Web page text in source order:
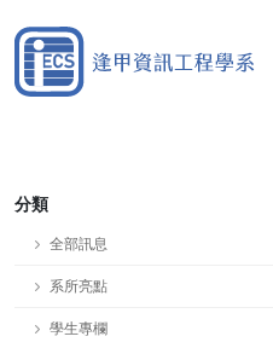
分類
全部訊息
系所亮點
學生專欄